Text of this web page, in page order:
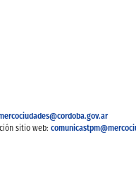
sitio web: